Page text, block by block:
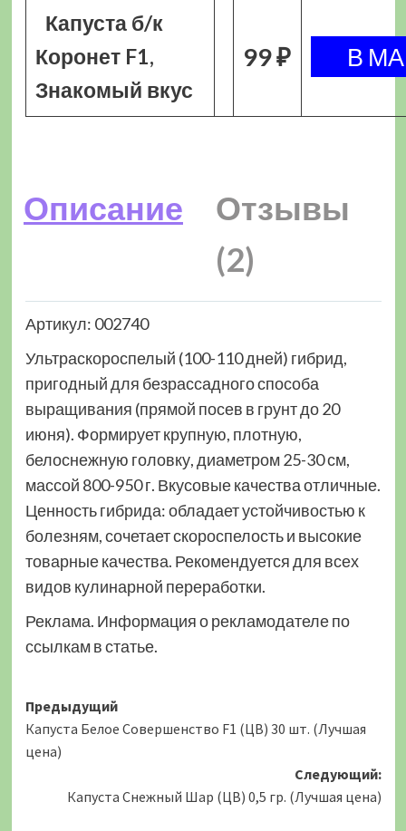
Капуста б/к
Коронет F1,
Знакомый вкус
99 ₽
Описание
Отзывы
(2)
Артикул: 002740
Ультраскороспелый (100-110 дней) гибрид,
пригодный для безрассадного способа
выращивания (прямой посев в грунт до 20
июня). Формирует крупную, плотную,
белоснежную головку, диаметром 25-30 см,
массой 800-950 г. Вкусовые качества отличные.
Ценность гибрида: обладает устойчивостью к
болезням, сочетает скороспелость и высокие
товарные качества. Рекомендуется для всех
видов кулинарной переработки.
Реклама. Информация о рекламодателе по
ссылкам в статье.
Навигация
записи
Предыдущий
Капуста Белое Совершенство F1 (ЦВ) 30 шт. (Лучшая
цена)
Следующий:
Капуста Снежный Шар (ЦВ) 0,5 гр. (Лучшая цена)